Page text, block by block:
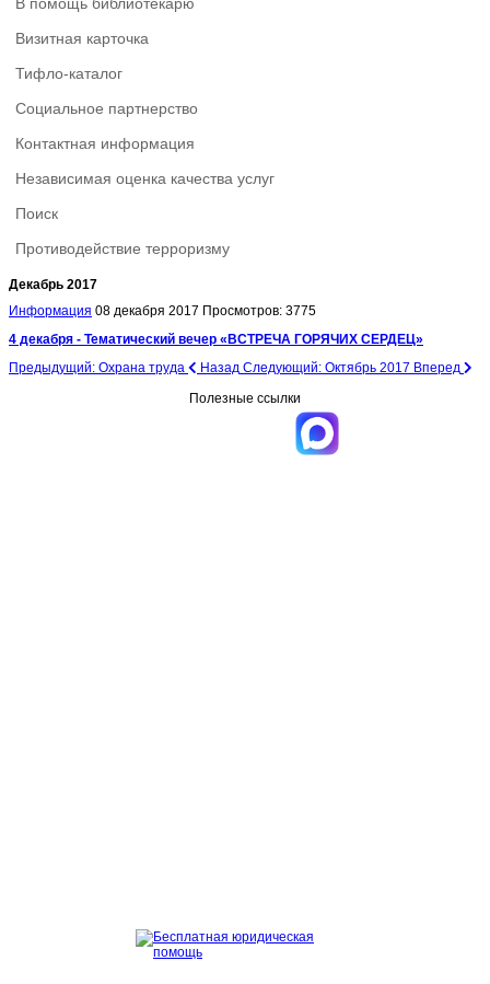
Визитная карточка
Тифло-каталог
Социальное партнерство
Контактная информация
Независимая оценка качества услуг
Поиск
Противодействие терроризму
Декабрь 2017
Информация 08 декабря 2017 Просмотров: 3775
4 декабря - Тематический вечер «ВСТРЕЧА ГОРЯЧИХ СЕРДЕЦ»
Предыдущий: Охрана труда
Назад Следующий: Октябрь 2017 Вперед
Полезные ссылки